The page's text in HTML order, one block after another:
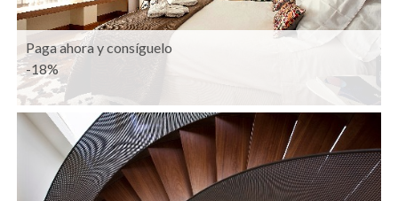
Paga ahora y consíguelo
-18%